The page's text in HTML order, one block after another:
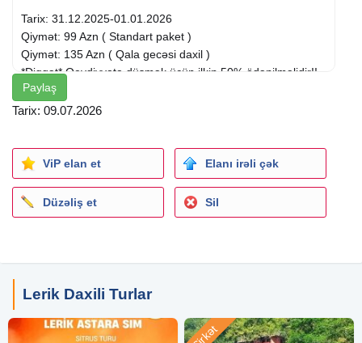
Tarix: 31.12.2025-01.01.2026
Qiymət: 99 Azn ( Standart paket )
Qiymət: 135 Azn ( Qala gecəsi daxil )
*Diqqət* Qeydiyyata düşmək üçün ilkin 50% ödənilməlidir!!
Bu endirimli qiymetimizden yararlanmaq üçün telesin.
Qiymətə daxildir:
Komfortlu nəqliyyat
Tur rəhbəri
Səhər yemeyi (2 dəfə)
Qapalı hovuz ( balaca ), Spa v.s
Oyunlar ( Mafia, Loto, Uno v.s )
Qala gecəsi yeməyi
Paylaş
Tarix: 09.07.2026
ViP elan et Elanı irəli çək
Düzəliş et Sil
Lerik Daxili Turlar